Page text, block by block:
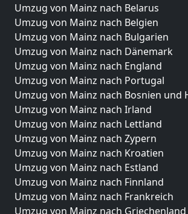
Umzug von Mainz nach Belarus
Umzug von Mainz nach Belgien
Umzug von Mainz nach Bulgarien
Umzug von Mainz nach Dänemark
Umzug von Mainz nach England
Umzug von Mainz nach Portugal
Umzug von Mainz nach Bosnien und
Umzug von Mainz nach Irland
Umzug von Mainz nach Lettland
Umzug von Mainz nach Zypern
Umzug von Mainz nach Kroatien
Umzug von Mainz nach Estland
Umzug von Mainz nach Finnland
Umzug von Mainz nach Frankreich
Umzug von Mainz nach Griechenland